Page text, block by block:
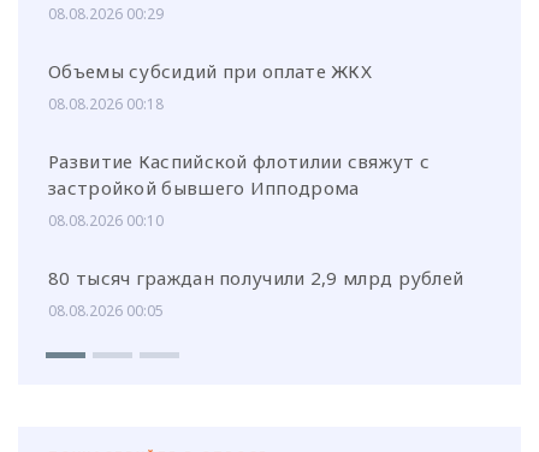
или через соц. сети
08.08.2026 00:29
Объемы субсидий при оплате ЖКХ
08.08.2026 00:18
Развитие Каспийской флотилии свяжут с
застройкой бывшего Ипподрома
08.08.2026 00:10
80 тысяч граждан получили 2,9 млрд рублей
08.08.2026 00:05